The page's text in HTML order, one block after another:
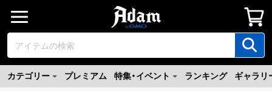
カテゴリー プレミアム 特集・イベント ランキング ギャラリ